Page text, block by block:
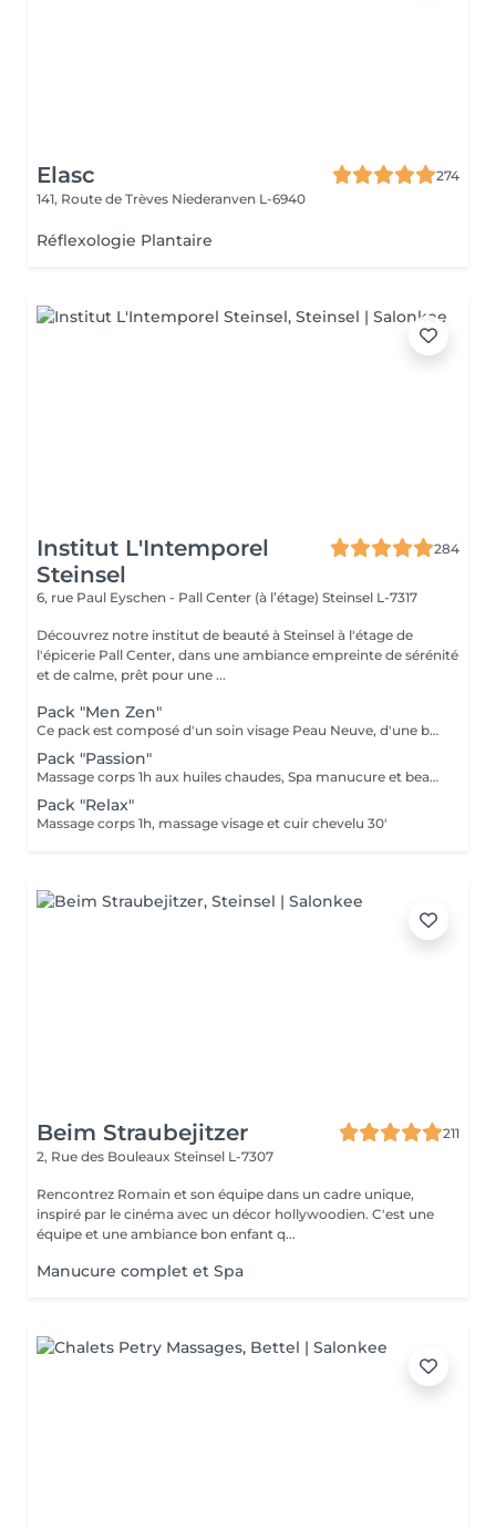
Elasc
274
141, Route de Trèves Niederanven L-6940
Réflexologie Plantaire
Institut L'Intemporel
Steinsel
284
6, rue Paul Eyschen - Pall Center (à l’étage) Steinsel L-7317
Découvrez notre institut de beauté à Steinsel à l'étage de
l'épicerie Pall Center, dans une ambiance empreinte de sérénité
et de calme, prêt pour une ...
Pack "Men Zen"
Ce pack est composé d'un soin visage Peau Neuve, d'une beauté des pieds et d'un massage "Escale à Marrakech" (1h de massage) déconnection et expérience sensorielle Pour récupérer un homme zen :-)
Pack "Passion"
Massage corps 1h aux huiles chaudes, Spa manucure et beauté des pieds + bain de paraffine
Pack "Relax"
Massage corps 1h, massage visage et cuir chevelu 30'
Beim Straubejitzer
211
2, Rue des Bouleaux Steinsel L-7307
Rencontrez Romain et son équipe dans un cadre unique,
inspiré par le cinéma avec un décor hollywoodien. C'est une
équipe et une ambiance bon enfant q...
Manucure complet et Spa